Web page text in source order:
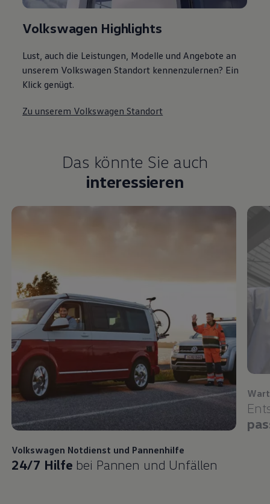
Volkswagen Highlights
Lust, auch die Leistungen, Modelle und Angebote an
unserem Volkswagen Standort kennenzulernen? Ein
Klick genügt.
Zu unserem Volkswagen Standort
Das könnte Sie auch
interessieren
Volkswagen Notdienst und Pannenhilfe
24/7 Hilfe bei Pannen und Unfällen